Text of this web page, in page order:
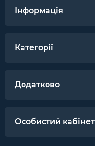
Інформація
Категорії
Додатково
Особистий кабінет